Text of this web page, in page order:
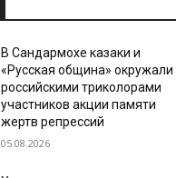
В Сандармохе казаки и
«Русская община» окружали
российскими триколорами
участников акции памяти
жертв репрессий
05.08.2026